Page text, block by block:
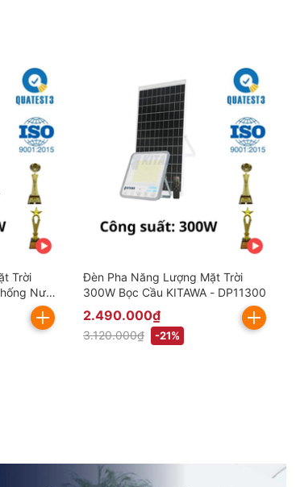
Trời
Nước
Đèn Pha Năng Lượng Mặt Trời
300W Bọc Cầu KITAWA - DP11300
2.490.000₫
3.120.000₫ -21%